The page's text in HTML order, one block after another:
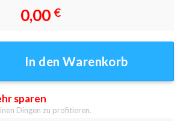
0,00 €
In den Warenkorb
sparen
Dingen zu profitieren.